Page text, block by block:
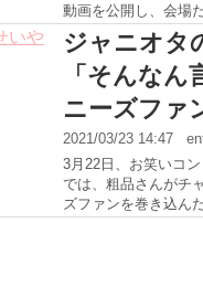
動画を公開し、会場
ジャニオタ
「そんな
ニーズファ
2021/03/23 14:47
3月22日、お笑いコ
では、粗品さんがチ
ズファンを巻き込ん